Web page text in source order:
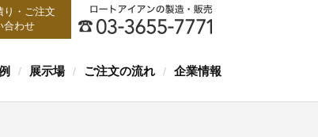
り・ご注文
合わせ
/ 展示場 / ご注文の流れ / 企業情報